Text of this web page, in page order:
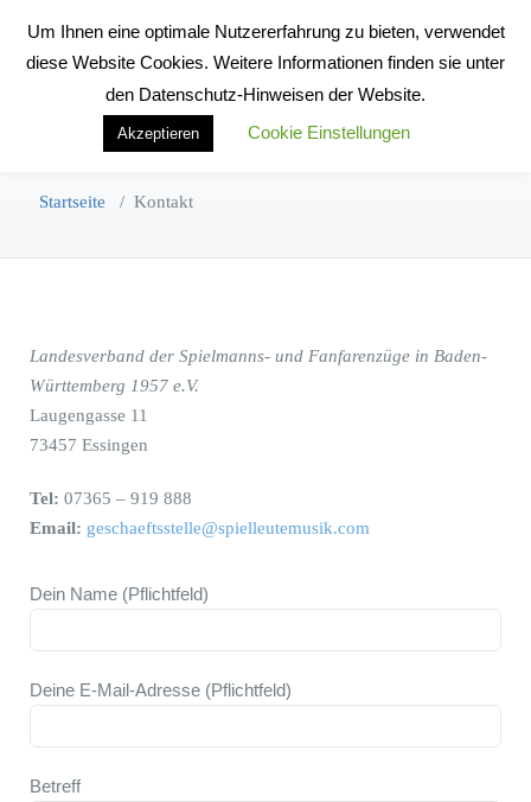
Kontakt
Startseite / Kontakt
Landesverband der Spielmanns- und Fanfarenzüge in Baden-
Württemberg 1957 e.V.
Laugengasse 11
73457 Essingen
Tel: 07365 – 919 888
Email: geschaeftsstelle@spielleutemusik.com
Dein Name (Pflichtfeld)
Deine E-Mail-Adresse (Pflichtfeld)
Betreff
Um Ihnen eine optimale Nutzererfahrung zu bieten, verwendet
diese Website Cookies. Weitere Informationen finden sie unter
den Datenschutz-Hinweisen der Website.
Akzeptieren Cookie Einstellungen